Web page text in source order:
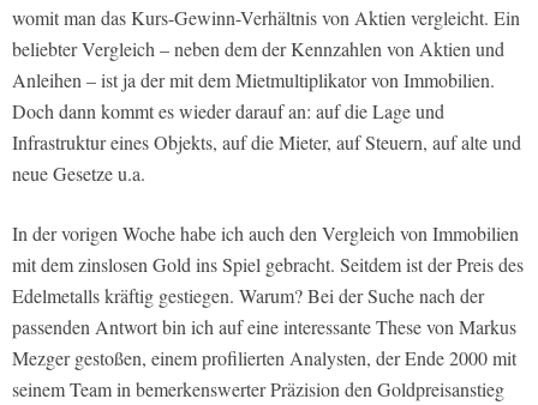
womit man das Kurs-Gewinn-Verhältnis von Aktien vergleicht. Ein
beliebter Vergleich – neben dem der Kennzahlen von Aktien und
Anleihen – ist ja der mit dem Mietmultiplikator von Immobilien.
Doch dann kommt es wieder darauf an: auf die Lage und
Infrastruktur eines Objekts, auf die Mieter, auf Steuern, auf alte und
neue Gesetze u.a.
In der vorigen Woche habe ich auch den Vergleich von Immobilien
mit dem zinslosen Gold ins Spiel gebracht. Seitdem ist der Preis des
Edelmetalls kräftig gestiegen. Warum? Bei der Suche nach der
passenden Antwort bin ich auf eine interessante These von Markus
Mezger gestoßen, einem profilierten Analysten, der Ende 2000 mit
seinem Team in bemerkenswerter Präzision den Goldpreisanstieg